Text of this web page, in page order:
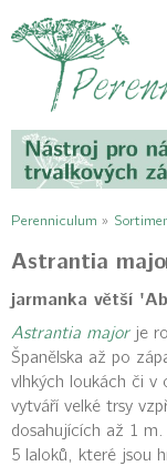
Perenniculum »
Astrantia
jarmanka větší
Astrantia majorje
Španělska až po
vlhkých loukách či v
vytváří velké trsy
dosahujících až 1
5 laloků, které jsou